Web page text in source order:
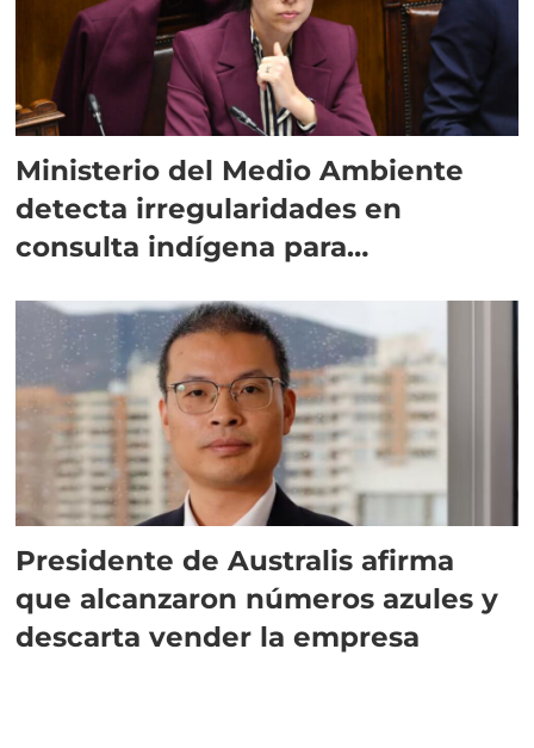
Ministerio del Medio Ambiente
detecta irregularidades en
consulta indígena para
Presidente de Australis afirma
que alcanzaron números azules y
descarta vender la empresa